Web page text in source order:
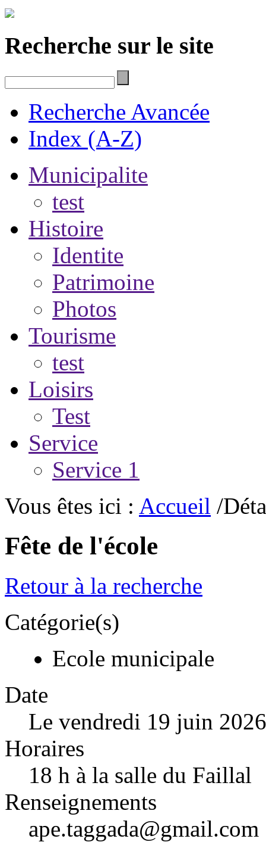
Recherche sur le site
Recherche Avancée
Index (A-Z)
Municipalite
test
Histoire
Identite
Patrimoine
Photos
Tourisme
test
Loisirs
Test
Service
Service 1
Vous êtes ici : Accueil /
Fête de l'école
Retour à la recherche
Catégorie(s)
Ecole municipale
Date
Le vendredi 19 juin 2026
Horaires
18 h à la salle du Faillal
Renseignements
ape.taggada@gmail.com